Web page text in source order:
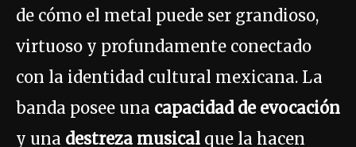
de cómo el metal puede ser grandioso,
virtuoso y profundamente conectado
con la identidad cultural mexicana. La
banda posee una capacidad de evocación
y una destreza musical que la hacen